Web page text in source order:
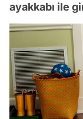
ayakkabı ile